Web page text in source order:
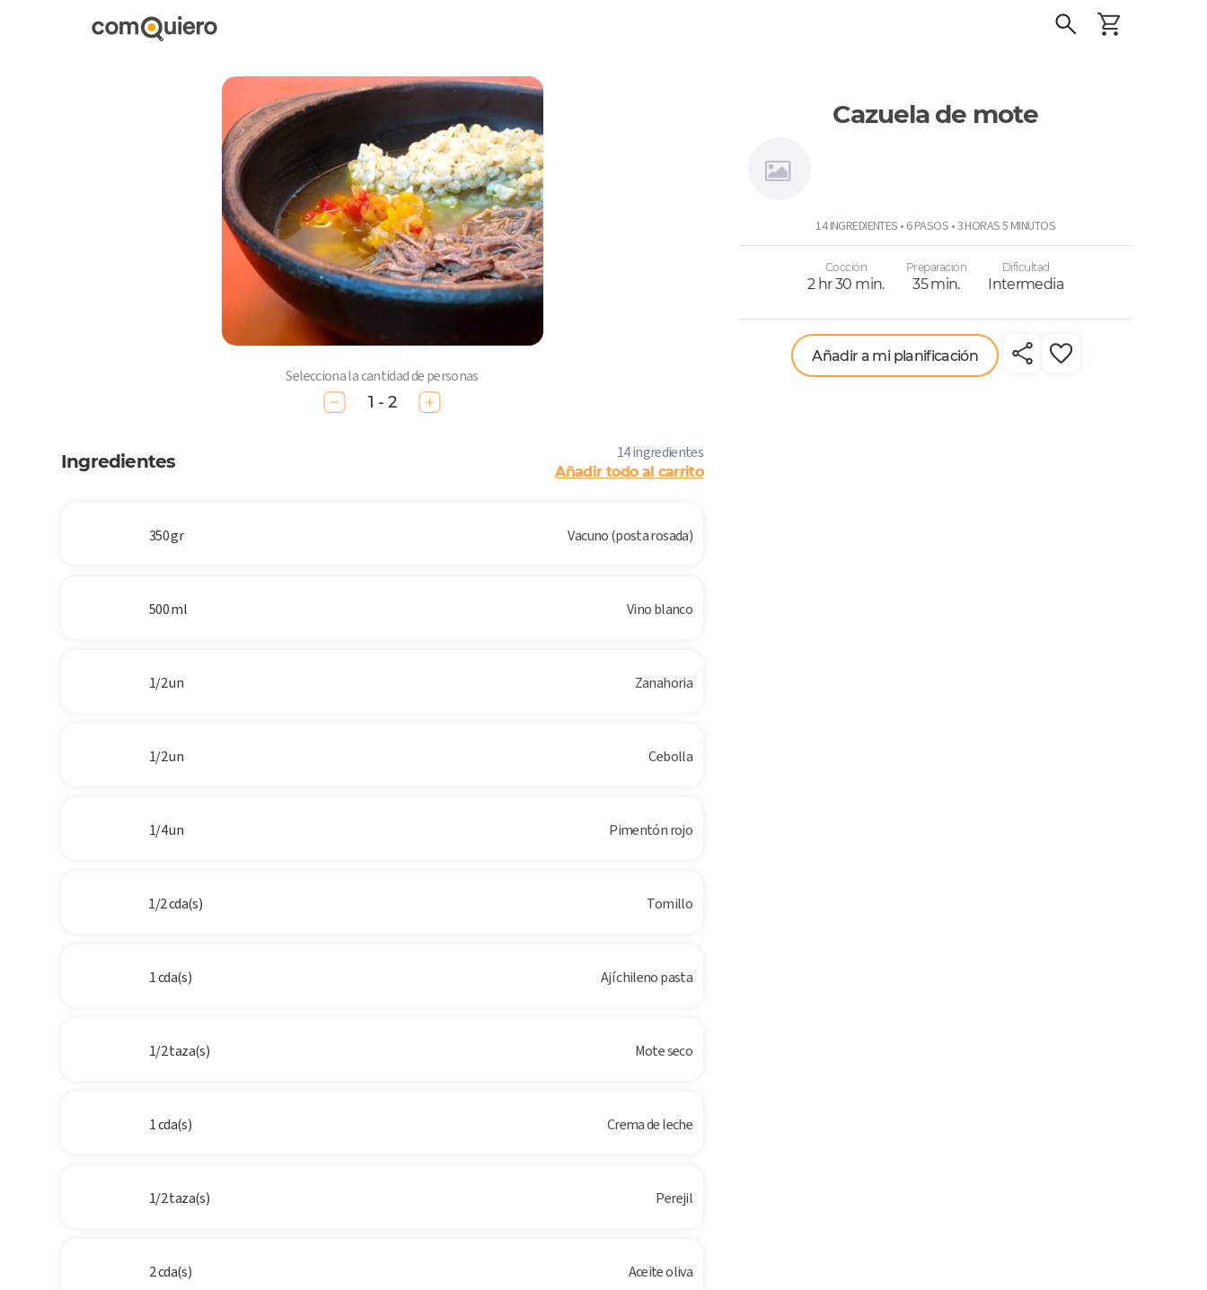
Cazuela de mote
14 INGREDIENTES • 6 PASOS • 3 HORAS 5 MINUTOS
Cocción
2 hr 30 min.
Preparación
35 min.
Dificultad
Intermedia
Añadir a mi planificación
Selecciona la cantidad de personas
1 - 2
Ingredientes 14 ingredientes
Añadir todo al carrito
350 gr Vacuno (posta rosada)
500 ml Vino blanco
1/2 un Zanahoria
1/2 un Cebolla
1/4 un Pimentón rojo
1/2 cda(s) Tomillo
1 cda(s) Ají chileno pasta
1/2 taza(s) Mote seco
1 cda(s) Crema de leche
1/2 taza(s) Perejil
2 cda(s) Aceite oliva